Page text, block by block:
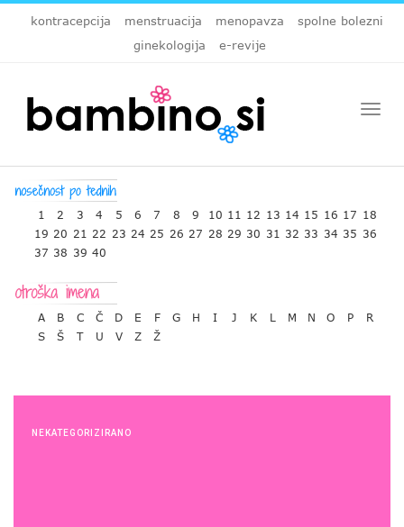
kontracepcija menstruacija menopavza
spolne bolezni
ginekologija
e-revije
1 2 3 4 5 6 7 8 9 10 11 12 13 14 15 16 17 18
19 20 21 22 23 24 25 26 27 28 29 30 31 32 33 34 35 36
37 38 39 40
A B C Č D E F G H I J K L M N O P
R
S
Š T U V Z Ž
NEKATEGORIZIRANO